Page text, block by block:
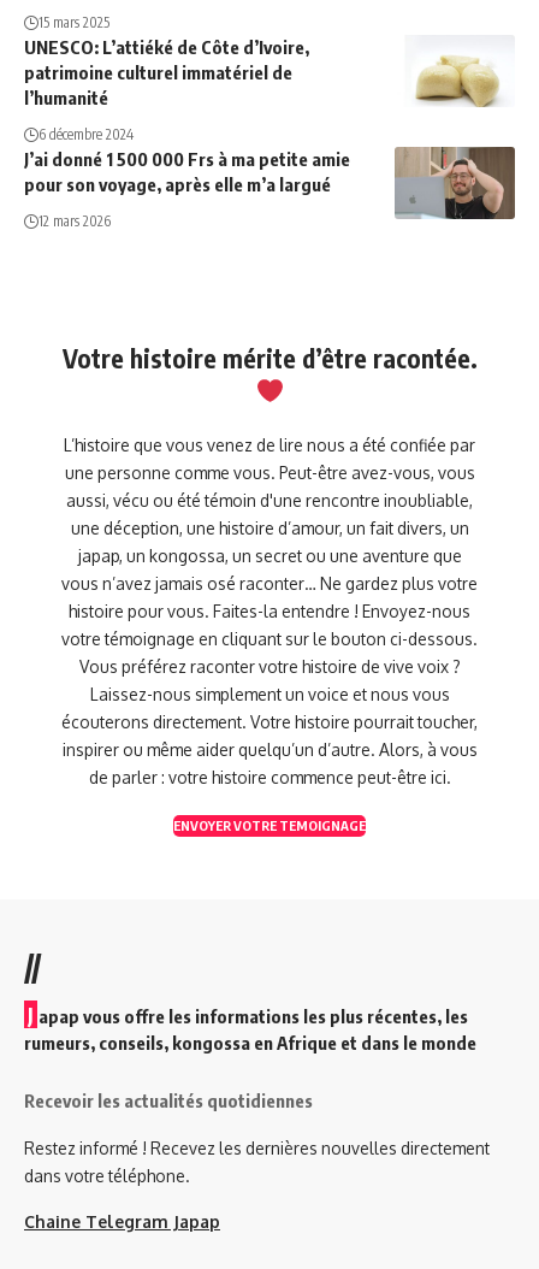
15 mars 2025
UNESCO: L’attiéké de Côte d’Ivoire,
patrimoine culturel immatériel de
l’humanité
6 décembre 2024
J’ai donné 1 500 000 Frs à ma petite amie
pour son voyage, après elle m’a largué
12 mars 2026
Votre histoire mérite d’être racontée.
L’histoire que vous venez de lire nous a été confiée par
une personne comme vous. Peut-être avez-vous, vous
aussi, vécu ou été témoin d'une rencontre inoubliable,
une déception, une histoire d’amour, un fait divers, un
japap, un kongossa, un secret ou une aventure que
vous n’avez jamais osé raconter… Ne gardez plus votre
histoire pour vous. Faites-la entendre ! Envoyez-nous
votre témoignage en cliquant sur le bouton ci-dessous.
Vous préférez raconter votre histoire de vive voix ?
Laissez-nous simplement un voice et nous vous
écouterons directement. Votre histoire pourrait toucher,
inspirer ou même aider quelqu’un d’autre. Alors, à vous
de parler : votre histoire commence peut-être ici.
ENVOYER VOTRE TEMOIGNAGE
//
J apap vous offre les informations les plus récentes, les
rumeurs, conseils, kongossa en Afrique et dans le monde
Recevoir les actualités quotidiennes
Restez informé ! Recevez les dernières nouvelles directement
dans votre téléphone.
Chaine Telegram Japap